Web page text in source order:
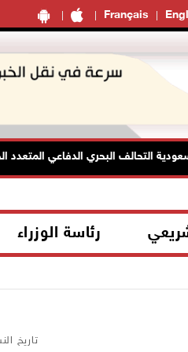
Français
التحالف البحري الدفاعي المتعدد
رئاسة الوزراء
تاريخ النشر: 10/05/